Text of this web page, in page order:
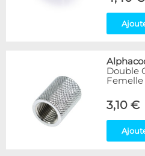
Double
Femelle
3,10 €